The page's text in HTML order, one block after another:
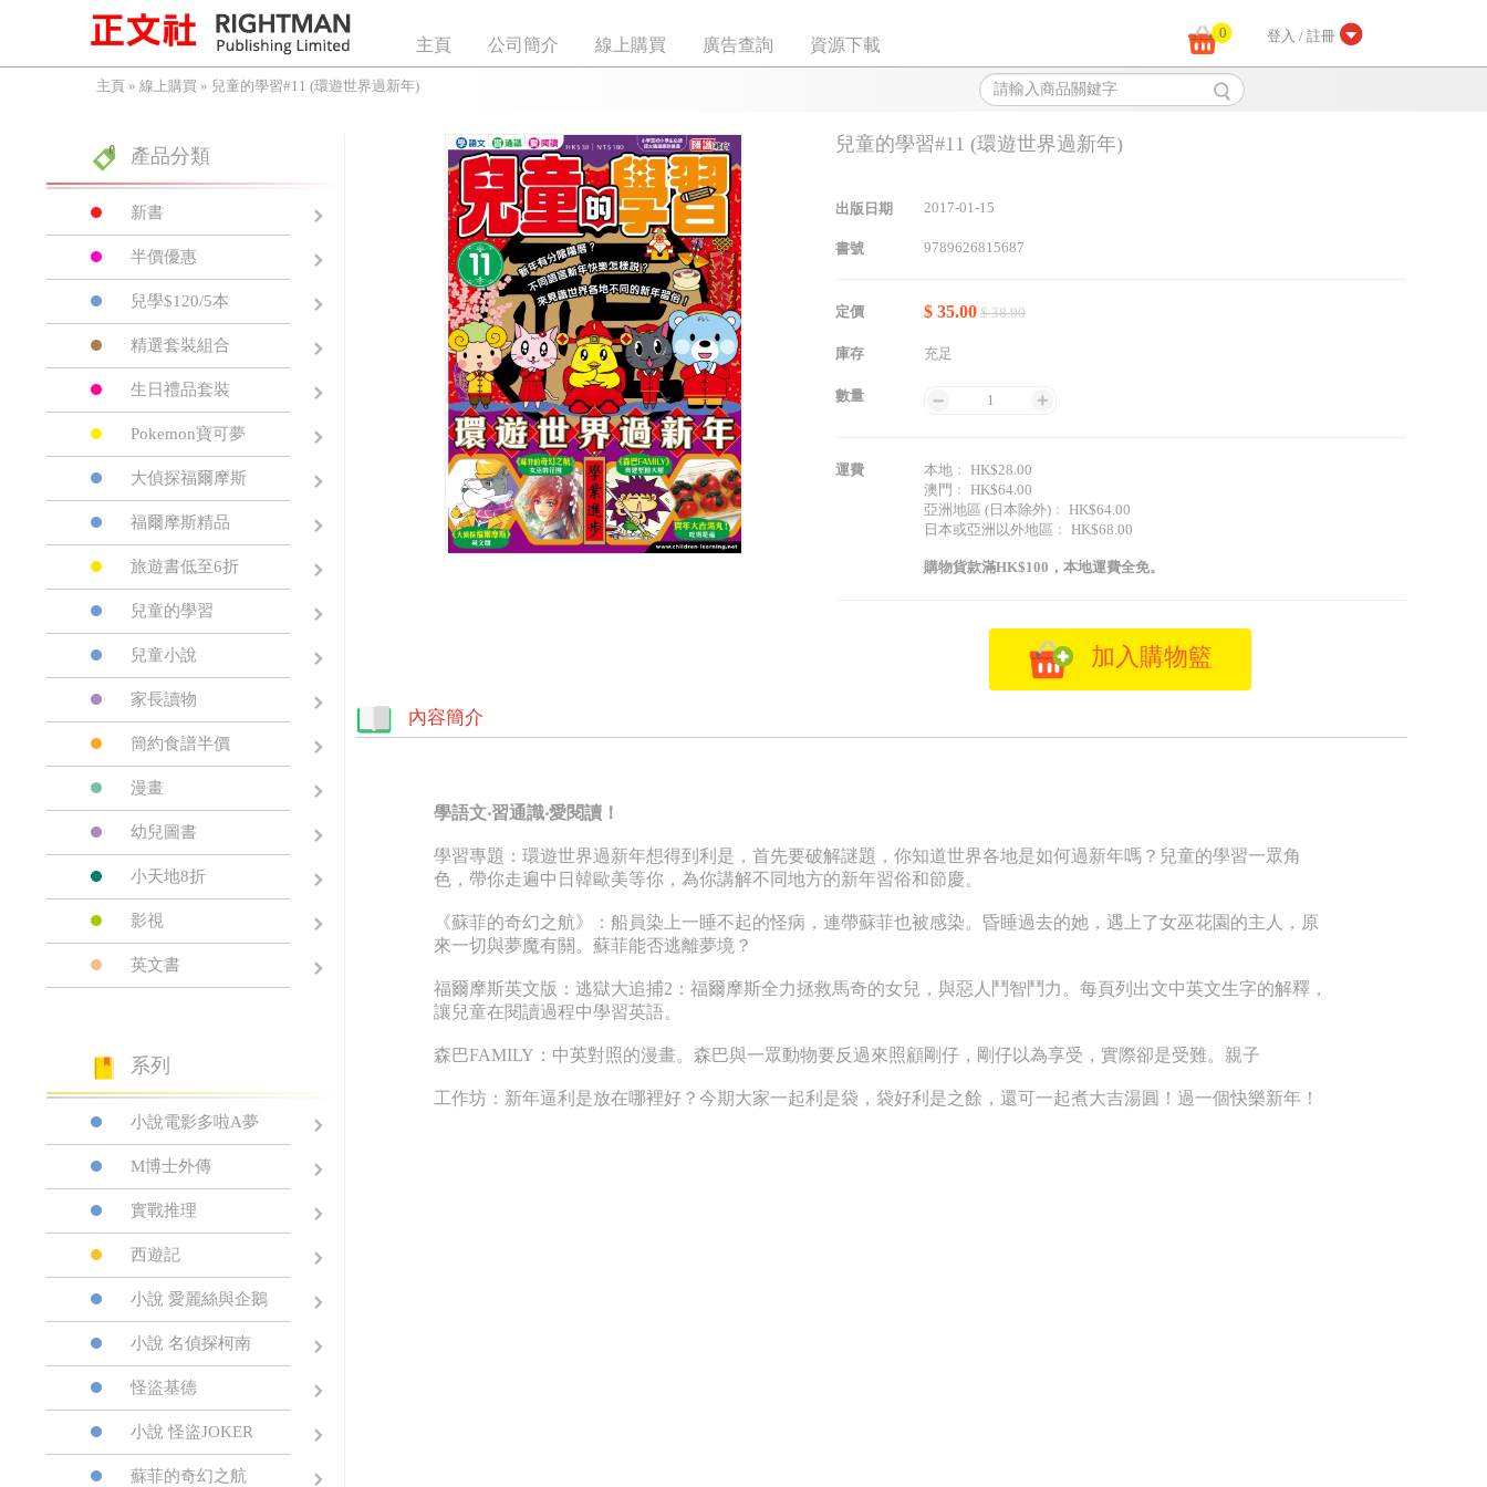
主頁 公司簡介 線上購買 廣告查詢 資源下載 登入 / 註冊
0
主頁 » 線上購買 » 兒童的學習#11 (環遊世界過新年)
產品分類
新書
半價優惠
兒學$120/5本
精選套裝組合
生日禮品套裝
Pokemon寶可夢
大偵探福爾摩斯
福爾摩斯精品
旅遊書低至6折
兒童的學習
兒童小說
家長讀物
簡約食譜半價
漫畫
幼兒圖書
小天地8折
影視
英文書
系列
小說電影多啦A夢
M博士外傳
實戰推理
西遊記
小說 愛麗絲與企鵝
小說 名偵探柯南
怪盜基德
小說 怪盜JOKER
蘇菲的奇幻之航
兒童的學習#11 (環遊世界過新年)
出版日期 2017-01-15
書號 9789626815687
定價 $ 35.00 $ 38.00
庫存 充足
數量 1
運費
本地﹕ HK$28.00
澳門﹕ HK$64.00
亞洲地區 (日本除外)﹕ HK$64.00
日本或亞洲以外地區﹕ HK$68.00
購物貨款滿HK$100，本地運費全免。
加入購物籃
內容簡介
學語文‧習通識‧愛閱讀！
學習專題：環遊世界過新年想得到利是，首先要破解謎題，你知道世界各地是如何過新年嗎？兒童的學習一眾角
色，帶你走遍中日韓歐美等你，為你講解不同地方的新年習俗和節慶。
《蘇菲的奇幻之航》：船員染上一睡不起的怪病，連帶蘇菲也被感染。昏睡過去的她，遇上了女巫花園的主人，原
來一切與夢魔有關。蘇菲能否逃離夢境？
福爾摩斯英文版：逃獄大追捕2：福爾摩斯全力拯救馬奇的女兒，與惡人鬥智鬥力。每頁列出文中英文生字的解釋，
讓兒童在閱讀過程中學習英語。
森巴FAMILY：中英對照的漫畫。森巴與一眾動物要反過來照顧剛仔，剛仔以為享受，實際卻是受難。親子
工作坊：新年逼利是放在哪裡好？今期大家一起利是袋，袋好利是之餘，還可一起煮大吉湯圓！過一個快樂新年！